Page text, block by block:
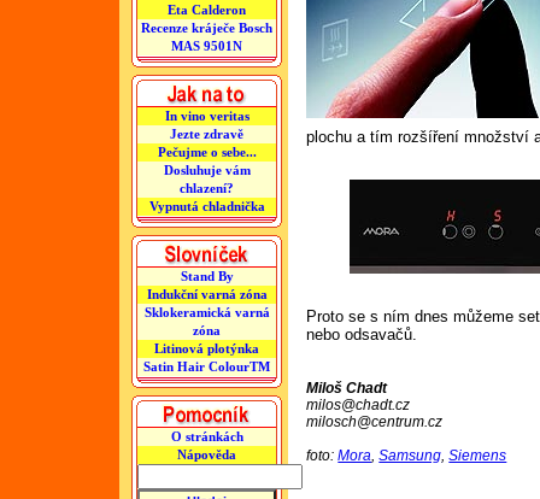
Eta Calderon
Recenze kráječe Bosch
MAS 9501N
In vino veritas
Jezte zdravě
Pečujme o sebe...
Dosluhuje vám
chlazení?
Vypnutá chladnička
Stand By
Indukční varná zóna
Sklokeramická varná
zóna
Litinová plotýnka
Satin Hair ColourTM
O stránkách
Nápověda
plochu a tím rozšíření množství
Proto se s ním dnes můžeme
nebo odsavačů.
Miloš Chadt
milos@chadt.cz
milosch@centrum.cz
foto:Mora,Samsung,Siemens